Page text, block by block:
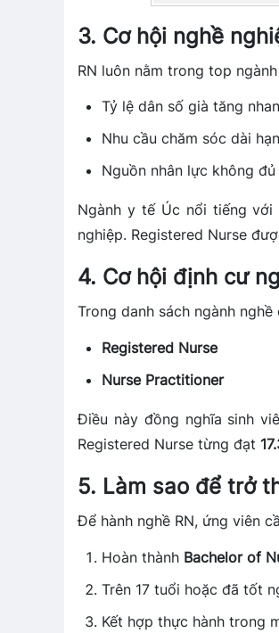
3. Cơ hội nghề
RN luôn nằm trong top
Tỷ lệ dân số già tăng
Nhu cầu chăm sóc dài
Nguồn nhân lực không
Ngành y tế Úc nổi tiếng với
nghiệp. Registered Nurse
4. Cơ hội định cư
Trong danh sách ngành
Registered Nurse
Nurse Practitioner
Điều này đồng nghĩa sinh
Registered Nurse từng đạt
5. Làm sao để trở
Để hành nghề RN, ứng viên
Hoàn thành Bachelor of
Trên 17 tuổi hoặc đã tốt
Kết hợp thực hành trong